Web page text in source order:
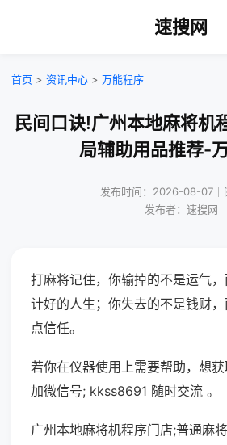
速搜网
首页 > 资讯中心 > 万能程序
民间口诀!广州本地麻将机
局辅助用品推荐-
发布时间：2026-08-07｜
发布者：速搜网
打麻将记住，你输掉的不是运气
计好的人生；你失去的不是钱财
点信任。
若你在仪器使用上需要帮助，想
加微信号; kkss8691 随时交流 。
广州本地麻将机程序门店;普通麻